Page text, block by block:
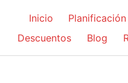
Inicio Planificación
Descuentos
Blog